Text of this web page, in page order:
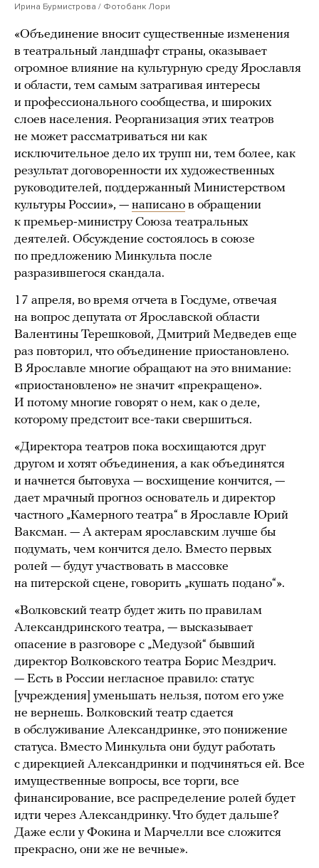
Ирина Бурмистрова / Фотобанк Лори
«Объединение вносит существенные изменения
в театральный ландшафт страны, оказывает
огромное влияние на культурную среду Ярославля
и области, тем самым затрагивая интересы
и профессионального сообщества, и широких
слоев населения. Реорганизация этих театров
не может рассматриваться ни как
исключительное дело их трупп ни, тем более, как
результат договоренности их художественных
руководителей, поддержанный Министерством
культуры России», — написано в обращении
к премьер-министру Союза театральных
деятелей. Обсуждение состоялось в союзе
по предложению Минкульта после
разразившегося скандала.
17 апреля, во время отчета в Госдуме, отвечая
на вопрос депутата от Ярославской области
Валентины Терешковой, Дмитрий Медведев еще
раз повторил, что объединение приостановлено.
В Ярославле многие обращают на это внимание:
«приостановлено» не значит «прекращено».
И потому многие говорят о нем, как о деле,
которому предстоит все-таки свершиться.
«Директора театров пока восхищаются друг
другом и хотят объединения, а как объединятся
и начнется бытовуха — восхищение кончится, —
дает мрачный прогноз основатель и директор
частного „Камерного театра“ в Ярославле Юрий
Ваксман. — А актерам ярославским лучше бы
подумать, чем кончится дело. Вместо первых
ролей — будут участвовать в массовке
на питерской сцене, говорить „кушать подано“».
«Волковский театр будет жить по правилам
Александринского театра, — высказывает
опасение в разговоре с „Медузой“ бывший
директор Волковского театра Борис Мездрич.
— Есть в России негласное правило: статус
[учреждения] уменьшать нельзя, потом его уже
не вернешь. Волковский театр сдается
в обслуживание Александринке, это понижение
статуса. Вместо Минкульта они будут работать
с дирекцией Александринки и подчиняться ей. Все
имущественные вопросы, все торги, все
финансирование, все распределение ролей будет
идти через Александринку. Что будет дальше?
Даже если у Фокина и Марчелли все сложится
прекрасно, они же не вечные».